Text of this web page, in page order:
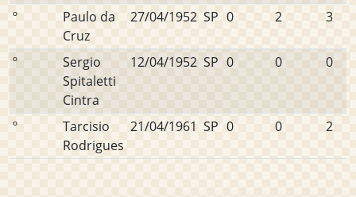
º
Paulo da
Cruz
27/04/1952 SP 0 2 3
º
Sergio
Spitaletti
Cintra
12/04/1952 SP 0 0 0
º
Tarcisio
Rodrigues
21/04/1961 SP 0 0 2